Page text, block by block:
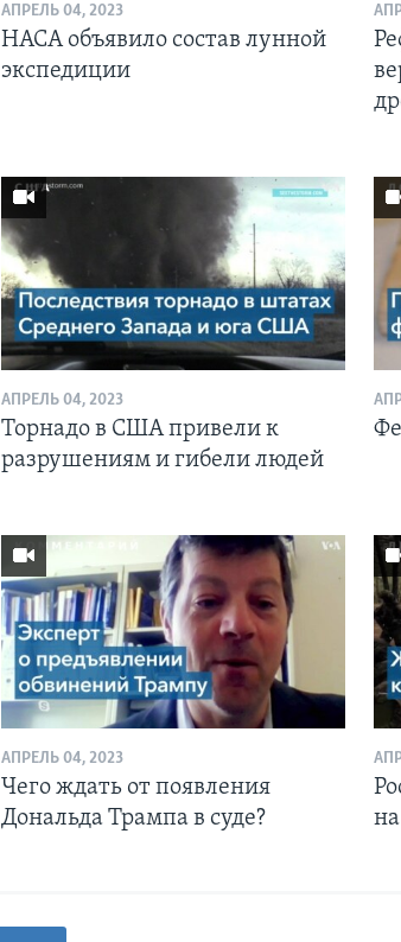
АПРЕЛЬ 04, 2023
НАСА объявило состав лунной
экспедиции
АПРЕЛЬ 04, 2023
Торнадо в США привели к
разрушениям и гибели людей
АПРЕЛЬ 04, 2023
Чего ждать от появления
Дональда Трампа в суде?